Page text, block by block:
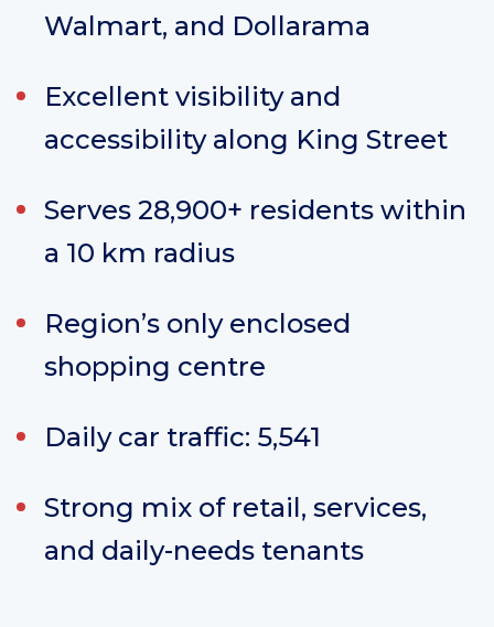
Walmart, and Dollarama
Excellent visibility and
accessibility along King Street
Serves 28,900+ residents within
a 10 km radius
Region’s only enclosed
shopping centre
Daily car traffic: 5,541
Strong mix of retail, services,
and daily-needs tenants